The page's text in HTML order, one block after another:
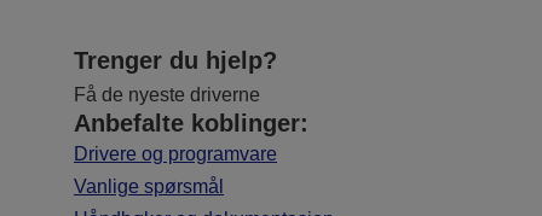
Trenger du hjelp?
Få de nyeste driverne
Anbefalte koblinger:
Drivere og programvare
Vanlige spørsmål